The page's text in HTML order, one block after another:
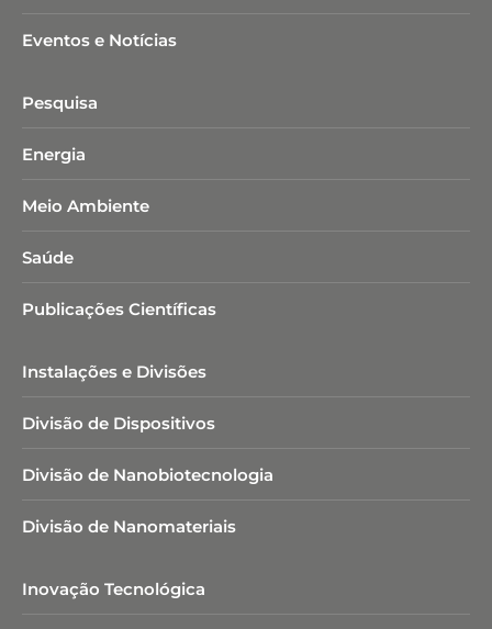
Eventos e Notícias
Pesquisa
Energia
Meio Ambiente
Saúde
Publicações Científicas
Instalações e Divisões
Divisão de Dispositivos
Divisão de Nanobiotecnologia​
Divisão de Nanomateriais
Inovação Tecnológica